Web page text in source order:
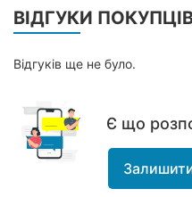
ВІДГУКИ
Відгуків ще не було.
Є що